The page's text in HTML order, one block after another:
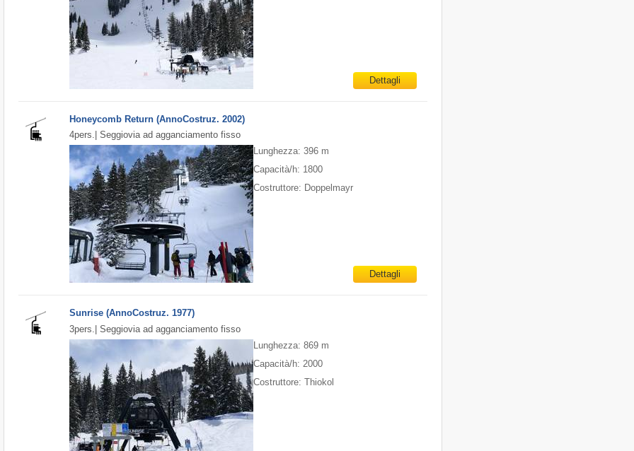
Dettagli
Honeycomb Return (AnnoCostruz. 2002)
4pers.| Seggiovia ad agganciamento fisso
Lunghezza: 396 m
Capacità/h: 1800
Costruttore: Doppelmayr
Dettagli
Sunrise (AnnoCostruz. 1977)
3pers.| Seggiovia ad agganciamento fisso
Lunghezza: 869 m
Capacità/h: 2000
Costruttore: Thiokol